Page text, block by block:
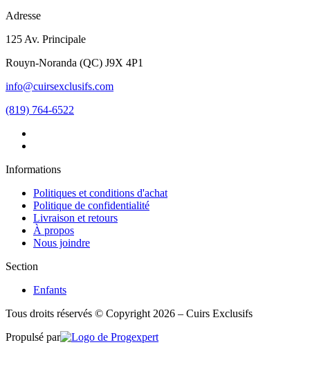
Adresse
125 Av. Principale
Rouyn-Noranda (QC) J9X 4P1
info@cuirsexclusifs.com
(819) 764-6522
Informations
Politiques et conditions d'achat
Politique de confidentialité
Livraison et retours
À propos
Nous joindre
Section
Enfants
Tous droits réservés © Copyright 2026 – Cuirs Exclusifs
Propulsé par